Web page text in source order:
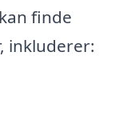
finde
inkluderer: